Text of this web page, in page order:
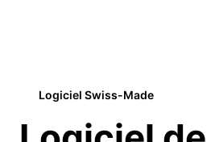
Logiciel Swiss-Made